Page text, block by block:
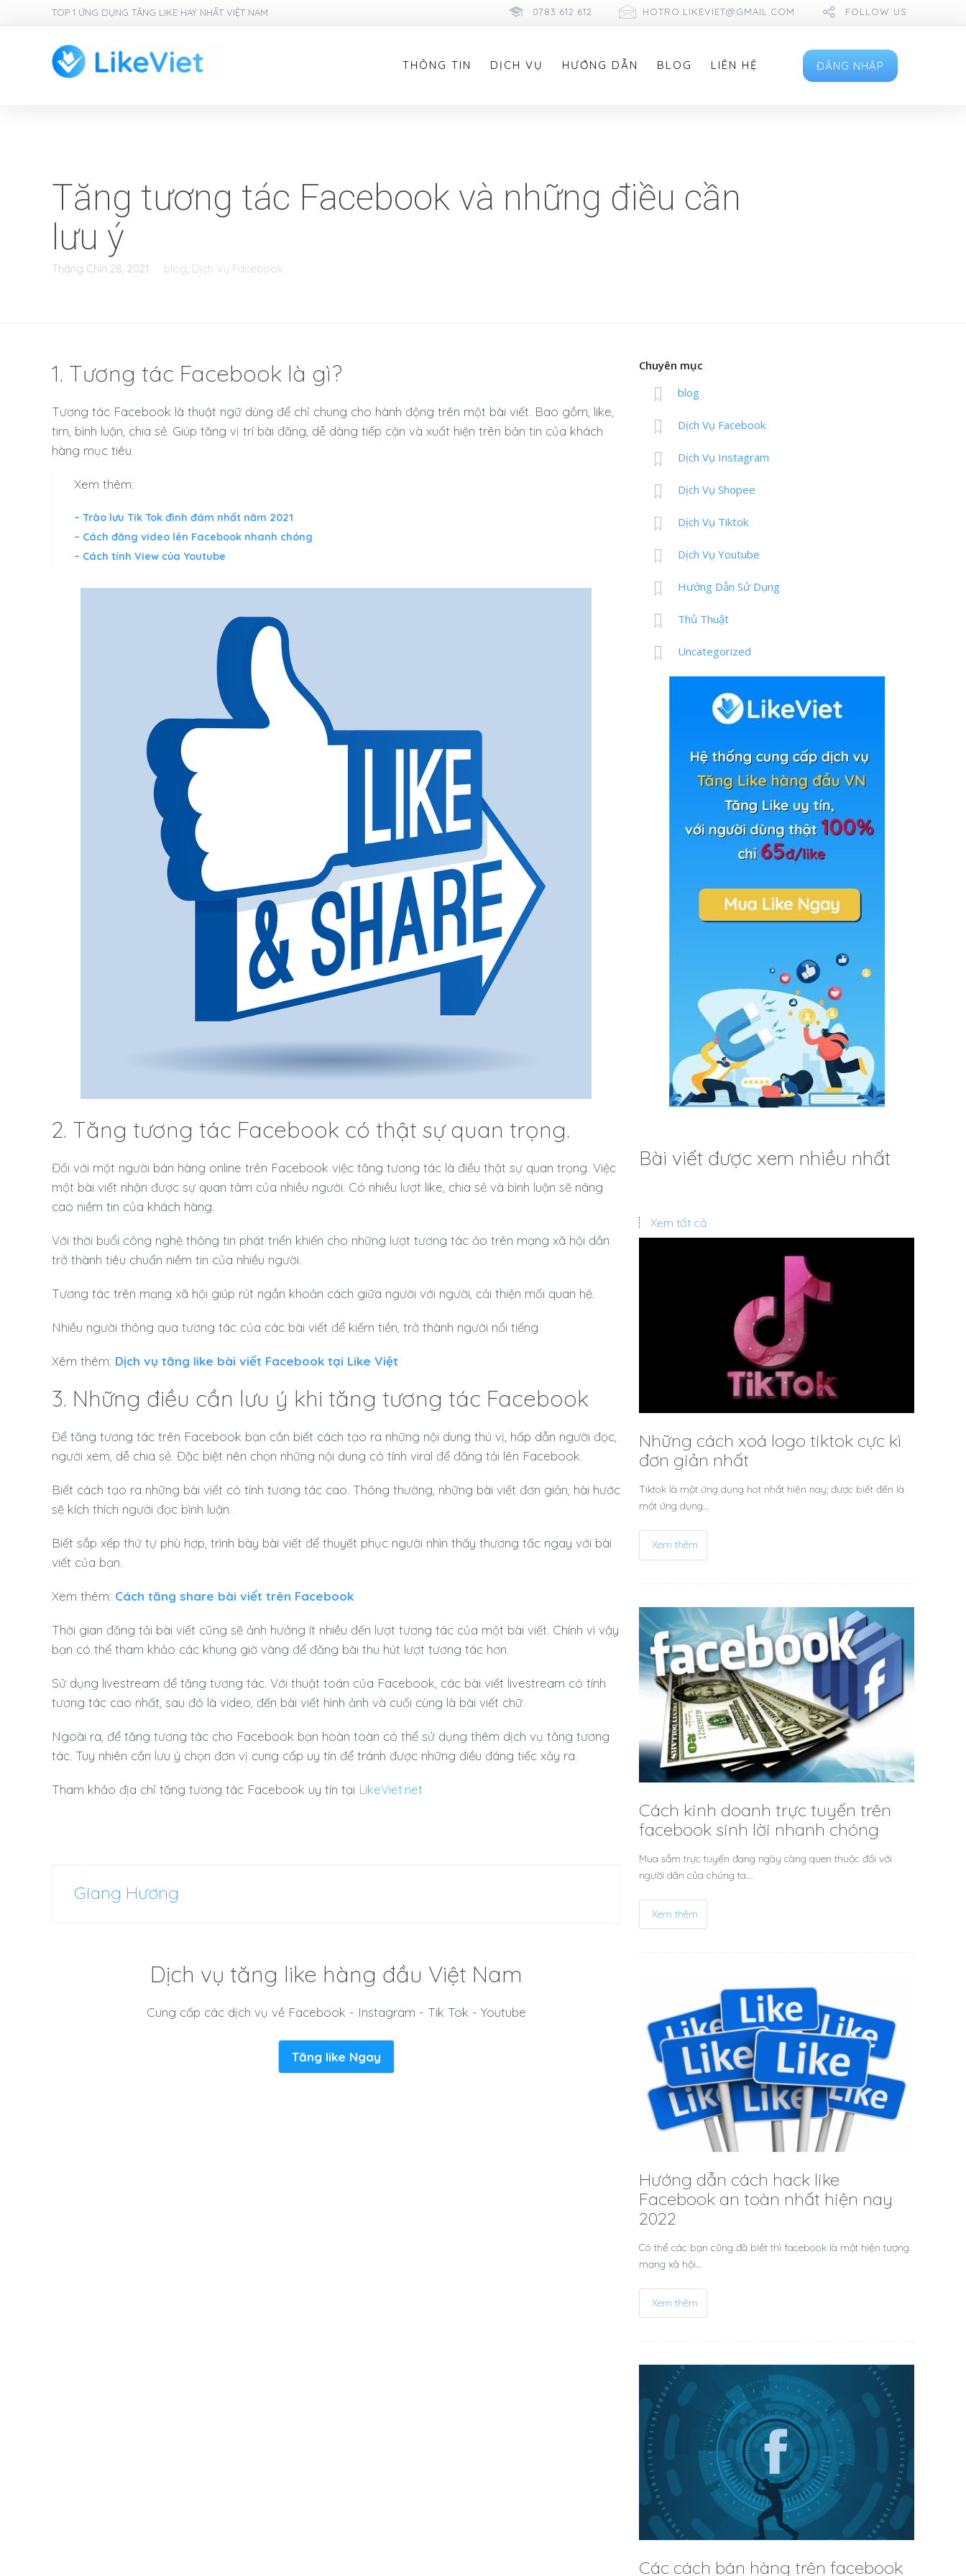
TOP 1 ỨNG DỤNG TĂNG LIKE HAY NHẤT VIỆT NAM 0783.612.612 HOTRO.LIKEVIET@GMAIL.COM FOLLOW US
THÔNG TIN DỊCH VỤ HƯỚNG DẪN BLOG LIÊN HỆ ĐĂNG NHẬP
Tăng tương tác Facebook và những điều cần
lưu ý
Tháng Chín 28, 2021 blog, Dịch Vụ Facebook
1. Tương tác Facebook là gì?
Tương tác Facebook là thuật ngữ dùng để chỉ chung cho hành động trên một bài viết. Bao gồm, like,
tim, bình luận, chia sẻ. Giúp tăng vị trí bài đăng, dễ dàng tiếp cận và xuất hiện trên bản tin của khách
hàng mục tiêu.
Xem thêm:
– Trào lưu Tik Tok đình đám nhất năm 2021
– Cách đăng video lên Facebook nhanh chóng
– Cách tính View của Youtube
2. Tăng tương tác Facebook có thật sự quan trọng.
Đối với một người bán hàng online trên Facebook việc tăng tương tác là điều thật sự quan trọng. Việc
một bài viết nhận được sự quan tâm của nhiều người. Có nhiều lượt like, chia sẻ và bình luận sẽ nâng
cao niềm tin của khách hàng.
Với thời buổi công nghệ thông tin phát triển khiến cho những lượt tương tác ảo trên mạng xã hội dần
trở thành tiêu chuẩn niềm tin của nhiều người.
Tương tác trên mạng xã hội giúp rút ngắn khoản cách giữa người với người, cải thiện mối quan hệ.
Nhiều người thông qua tương tác của các bài viết để kiếm tiền, trở thành người nổi tiếng.
Xêm thêm: Dịch vụ tăng like bài viết Facebook tại Like Việt
3. Những điều cần lưu ý khi tăng tương tác Facebook
Để tăng tương tác trên Facebook bạn cần biết cách tạo ra những nội dung thú vị, hấp dẫn người đọc,
người xem, dễ chia sẻ. Đặc biệt nên chọn những nội dung có tính viral để đăng tải lên Facebook.
Biết cách tạo ra những bài viết có tính tương tác cao. Thông thường, những bài viết đơn giản, hài hước
sẽ kích thích người đọc bình luận.
Biết sắp xếp thứ tự phù hợp, trình bày bài viết để thuyết phục người nhìn thấy thương tấc ngay với bài
viết của bạn.
Xem thêm: Cách tăng share bài viết trên Facebook
Thời gian đăng tải bài viết cũng sẽ ảnh hưởng ít nhiều đến lượt tương tác của một bài viết. Chính vì vậy
bạn có thể tham khảo các khung giờ vàng để đăng bài thu hút lượt tương tác hơn.
Sử dụng livestream để tăng tương tác. Với thuật toán của Facebook, các bài viết livestream có tính
tương tác cao nhất, sau đó là video, đến bài viết hình ảnh và cuối cùng là bài viết chữ.
Ngoài ra, để tăng tương tác cho Facebook bạn hoàn toàn có thể sử dụng thêm dịch vụ tăng tương
tác. Tuy nhiên cần lưu ý chọn đơn vị cung cấp uy tín để tránh được những điều đáng tiếc xảy ra.
Tham khảo địa chỉ tăng tương tác Facebook uy tín tại LikeViet.net
Giang Hương
Dịch vụ tăng like hàng đầu Việt Nam
Cung cấp các dịch vụ về Facebook - Instagram - Tik Tok - Youtube
Tăng like Ngay
Chuyên mục
blog
Dịch Vụ Facebook
Dịch Vụ Instagram
Dịch Vụ Shopee
Dịch Vụ Tiktok
Dịch Vụ Youtube
Hướng Dẫn Sử Dụng
Thủ Thuật
Uncategorized
Bài viết được xem nhiều nhất
Xem tất cả
Những cách xoá logo tiktok cực kì
đơn giản nhất
Tiktok là một ứng dụng hot nhất hiện nay; được biết đến là
một ứng dụng…
Xem thêm
Cách kinh doanh trực tuyến trên
facebook sinh lời nhanh chóng
Mua sắm trực tuyến đang ngày càng quen thuộc đối với
người dân của chúng ta.…
Xem thêm
Hướng dẫn cách hack like
Facebook an toàn nhất hiện nay
2022
Có thể các bạn cũng đã biết thì facebook là một hiện tượng
mạng xã hội…
Xem thêm
Các cách bán hàng trên facebook